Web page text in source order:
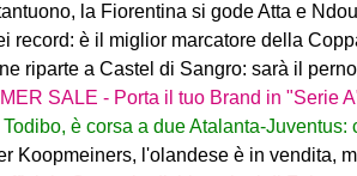
la Fiorentina si gode Atta e Ndour: 1-1 col
è il miglior marcatore della Coppa di
riparte a Castel di Sangro: sarà il perno di
- Porta il tuo Brand in "Serie A", la tua azienda e professione titolare nel cuore
Todibo, è corsa a due Atalanta-Juventus: chi affonderà
Koopmeiners, l'olandese è in vendita,